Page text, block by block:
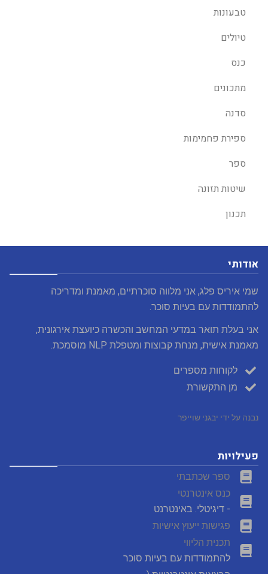
טבעונות
טיולים
כנס
מתכונים
סדנה
ספירת פחמימות
ספר
שיטות תזונה
תכנון
אודותי
שמי איריס פלג, אני מלווה סוכרתיים, מאמנת ומדריכה
להתמודדות עם בעיות סוכר.
אני בעלת תואר במדעי המחשב והכשרה כיועצת אירגונית,
מאמנת אישית, מנחת קבוצות ומטפלת NLP מוסמכת.
לקוחות מספרים
מן התקשורת
נבנה על ידי יבגני שוייפר
פעילויות
ספר שכתבתי
כנס אינטרנטי
- דיגיטלי. באינטרנט
פגישות ייעוץ אישיות
תכנית הליווי
להתמודדות עם בעיות סוכר